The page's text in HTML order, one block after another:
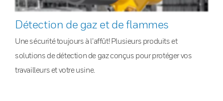
Détection de gaz et de flammes
Une sécurité toujours à l’affût! Plusieurs produits et
solutions de détection de gaz conçus pour protéger vos
travailleurs et votre usine.